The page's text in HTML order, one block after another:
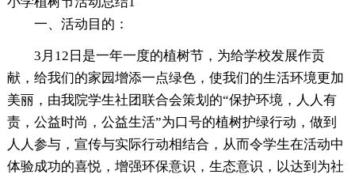
一、活动目的：
3月12日是一年一度的植树节，为给学校发展作贡
献，给我们的家园增添一点绿色，使我们的生活环境更加
美丽，由我院学生社团联合会策划的“保护环境，人人有
责，公益时尚，公益生活”为口号的植树护绿行动，做到
人人参与，宣传与实际行动相结合，从而令学生在活动中
体验成功的喜悦，增强环保意识，生态意识，以达到为社